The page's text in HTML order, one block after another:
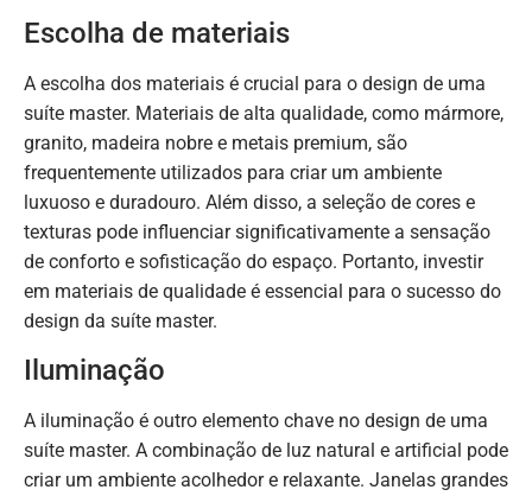
Escolha de materiais
A escolha dos materiais é crucial para o design de uma
suíte master. Materiais de alta qualidade, como mármore,
granito, madeira nobre e metais premium, são
frequentemente utilizados para criar um ambiente
luxuoso e duradouro. Além disso, a seleção de cores e
texturas pode influenciar significativamente a sensação
de conforto e sofisticação do espaço. Portanto, investir
em materiais de qualidade é essencial para o sucesso do
design da suíte master.
Iluminação
A iluminação é outro elemento chave no design de uma
suíte master. A combinação de luz natural e artificial pode
criar um ambiente acolhedor e relaxante. Janelas grandes